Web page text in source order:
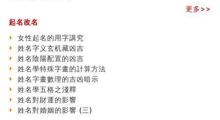
寓意好的五行属水的汉字有哪些？五行属水的汉字大全
玄空本义 (一)
女性起名的用字講究
香港巨富霍英東命造 (名人八字淺析十）
購房十大風水原則 (上)
七夕节 我国唯一一个以女性为主角传统节日
商舖大門的風水原則 (下)
手指饱满福运加身，这种手相福运在何处？
家居常見風水形煞及化解方法 ( 四)
八字铁口直断经验总结五十条
更多>>
起名改名
女性起名的用字講究
姓名字义玄机藏凶吉
姓名陰陽配置的凶吉
姓名學特殊字畫的計算方法
姓名字畫數理的吉凶暗示
姓名學五格之淺釋
姓名對財運的影響
姓名對婚姻的影響 (三)